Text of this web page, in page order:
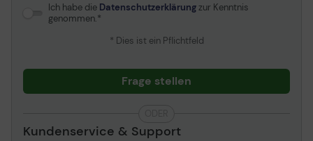
Ich habe die Datenschutzerklärungzur Kenntnis
genommen.
* Dies ist ein Pflichtfeld
Frage stellen
Kundenservice & Support